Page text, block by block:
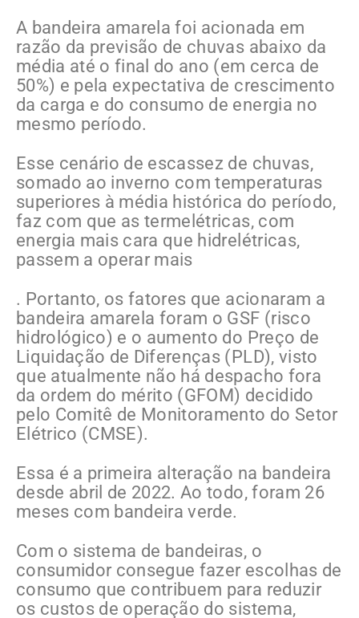
A bandeira amarela foi acionada em
razão da previsão de chuvas abaixo da
média até o final do ano (em cerca de
50%) e pela expectativa de crescimento
da carga e do consumo de energia no
mesmo período.
Esse cenário de escassez de chuvas,
somado ao inverno com temperaturas
superiores à média histórica do período,
faz com que as termelétricas, com
energia mais cara que hidrelétricas,
passem a operar mais
. Portanto, os fatores que acionaram a
bandeira amarela foram o GSF (risco
hidrológico) e o aumento do Preço de
Liquidação de Diferenças (PLD), visto
que atualmente não há despacho fora
da ordem do mérito (GFOM) decidido
pelo Comitê de Monitoramento do Setor
Elétrico (CMSE).
Essa é a primeira alteração na bandeira
desde abril de 2022. Ao todo, foram 26
meses com bandeira verde.
Com o sistema de bandeiras, o
consumidor consegue fazer escolhas de
consumo que contribuem para reduzir
os custos de operação do sistema,